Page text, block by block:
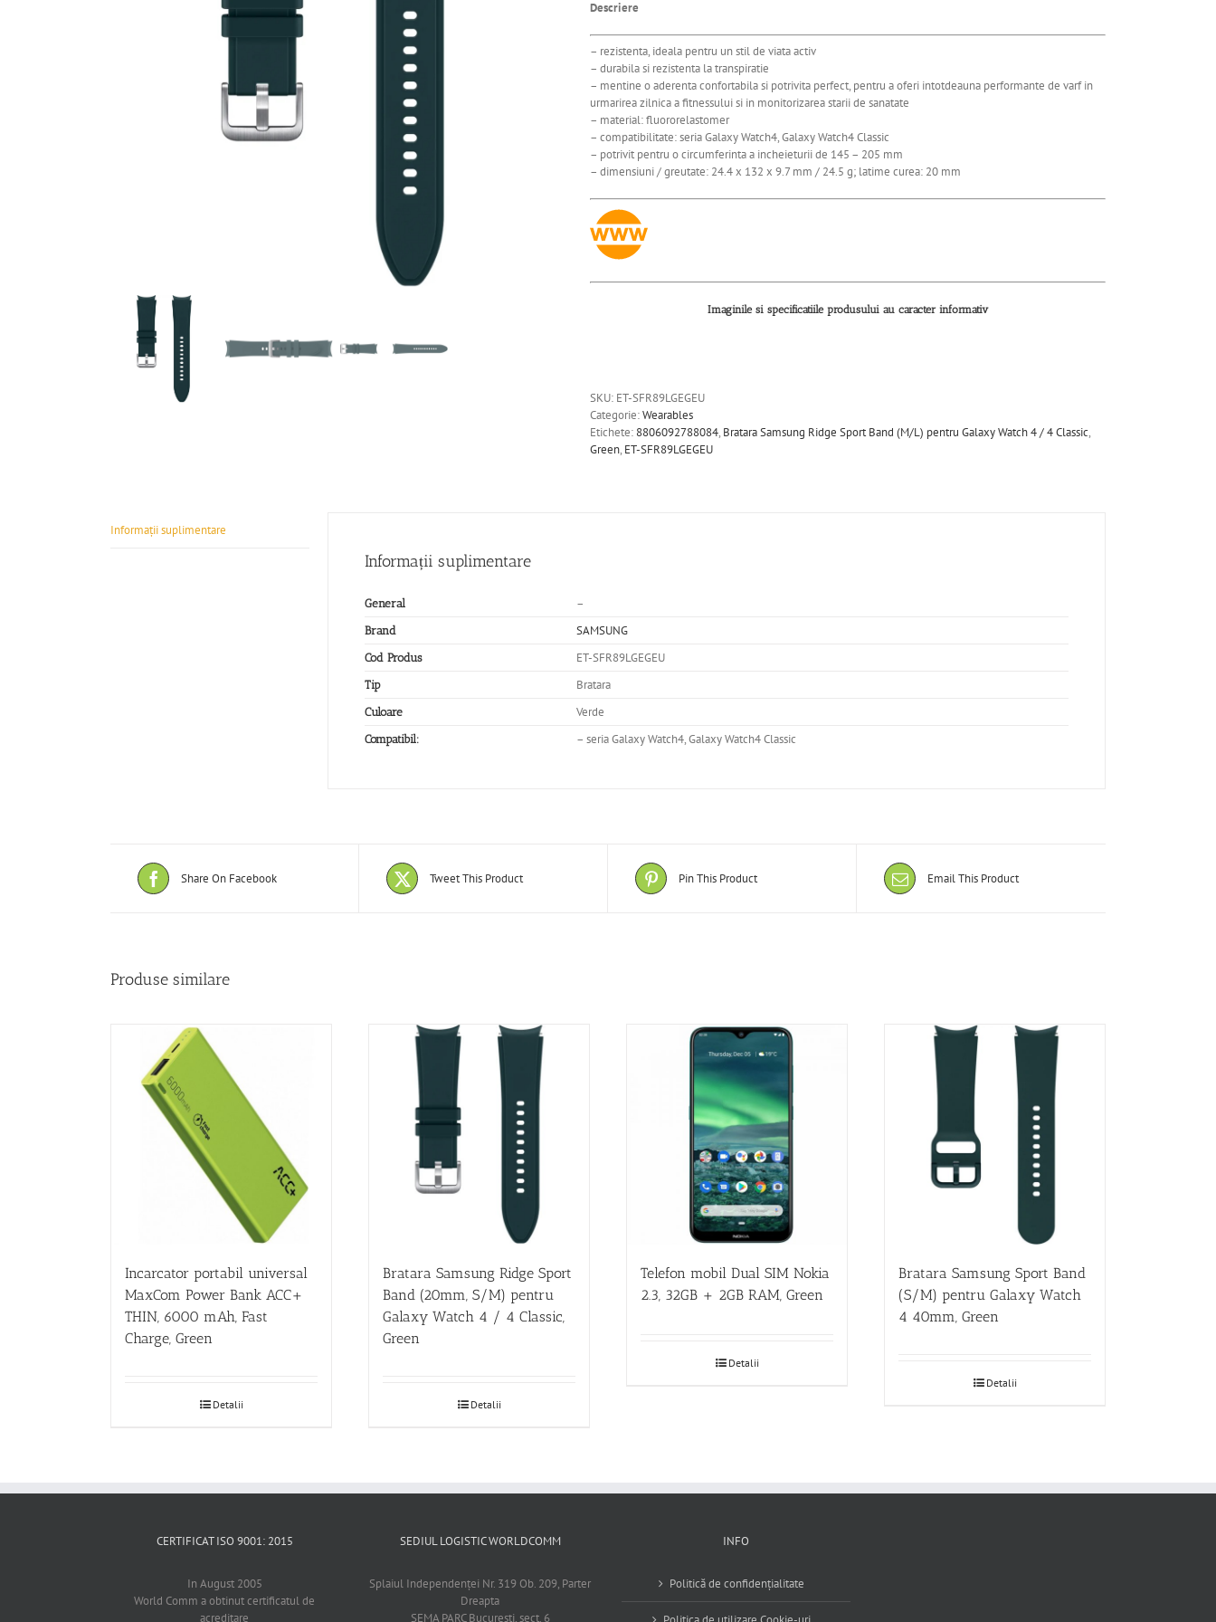
Descriere
– rezistenta, ideala pentru un stil de viata activ
– durabila si rezistenta la transpiratie
– mentine o aderenta confortabila si potrivita perfect, pentru a oferi intotdeauna performante de varf in
urmarirea zilnica a fitnessului si in monitorizarea starii de sanatate
– material: fluororelastomer
– compatibilitate: seria Galaxy Watch4, Galaxy Watch4 Classic
– potrivit pentru o circumferinta a incheieturii de 145 – 205 mm
– dimensiuni / greutate: 24.4 x 132 x 9.7 mm / 24.5 g; latime curea: 20 mm
Imaginile si specificatiile produsului au caracter informativ
SKU: ET-SFR89LGEGEU
Categorie:Wearables
Etichete: 8806092788084, Bratara Samsung Ridge Sport Band (M/L) pentru Galaxy Watch 4 / 4 Classic,
Green, ET-SFR89LGEGEU
Informații suplimentare
Informații suplimentare
General –
Brand SAMSUNG
Cod Produs ET-SFR89LGEGEU
Tip Bratara
Culoare Verde
Compatibil: – seria Galaxy Watch4, Galaxy Watch4 Classic
Share On Facebook Tweet This Product Pin This Product Email This Product
Produse similare
Incarcator portabil universal
MaxCom Power Bank ACC+
THIN, 6000 mAh, Fast
Charge, Green
Detalii
Bratara Samsung Ridge Sport
Band (20mm, S/M) pentru
Galaxy Watch 4 / 4 Classic,
Green
Detalii
Telefon mobil Dual SIM Nokia
2.3, 32GB + 2GB RAM, Green
Detalii
Bratara Samsung Sport Band
(S/M) pentru Galaxy Watch
4 40mm, Green
Detalii
CERTIFICAT ISO 9001: 2015
In August 2005
World Comm a obtinut certificatul de
acreditare
SEDIUL LOGISTIC WORLDCOMM
Splaiul Independenţei Nr. 319 Ob. 209, Parter
Dreapta
SEMA PARC Bucureşti, sect. 6
INFO
Politică de confidențialitate